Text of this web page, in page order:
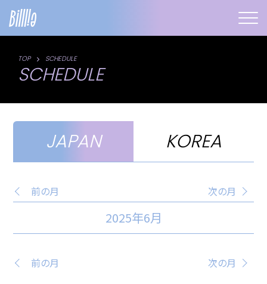
TOP SCHEDULE
SCHEDULE
JAPAN KOREA
前の月 次の月
2025年6月
前の月 次の月